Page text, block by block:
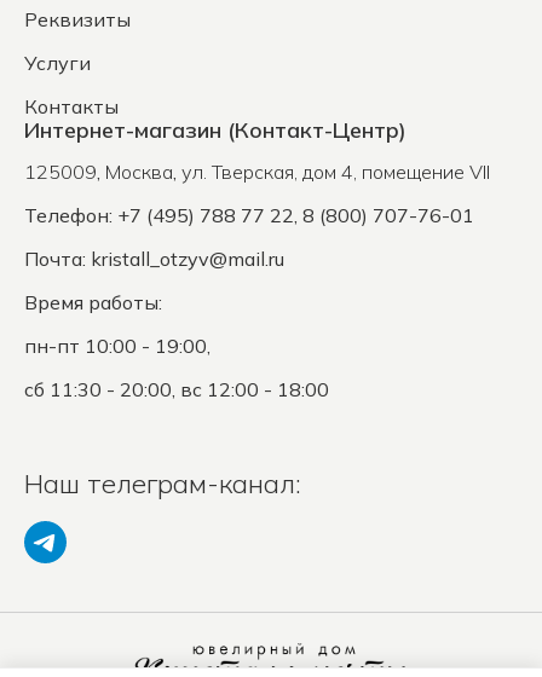
Реквизиты
Услуги
Контакты
Интернет-магазин (Контакт-Центр)
125009, Москва, ул. Тверская, дом 4, помещение VII
Телефон: +7 (495) 788 77 22, 8 (800) 707-76-01
Почта: kristall_otzyv@mail.ru
Время работы:
пн-пт 10:00 - 19:00,
сб 11:30 - 20:00, вс 12:00 - 18:00
Наш телеграм-канал: